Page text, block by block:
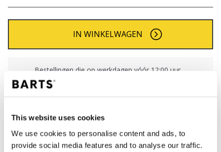
This website uses cookies
We use cookies to personalise content and ads, to
provide social media features and to analyse our traffic.
IN WINKELWAGEN
Bestellingen die op werkdagen vóór 12:00 uur
worden geplaatst, worden dezelfde dag verzonden
Binnen 30 dagen retourneren